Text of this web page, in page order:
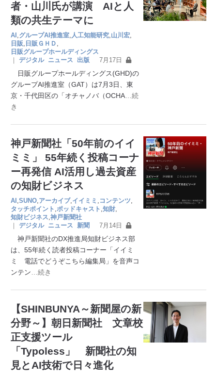
者・山川氏が講演 AIと人
類の共生テーマに
AI ,グループAI推進室, 人工知能研究,山川宏,
日販, 日販ＧＨＤ ,
日販グループホールディングス
｜
デジタル ニュース 出版 7月17日
日販グループホールディングス(GHD)の
グループAI推進室（GAT）は7月3日、東
京・千代田区の「オチャノバ（OCHA…続
き
神戸新聞社「50年前のイイ
ミミ」 55年続く投稿コーナ
ー再発信 AI活用し過去資産
の知財ビジネス
AI ,SUNO,アーカイブ,イイミミ , コンテンツ,
タッチポイント ,ポッドキャスト ,知財,
知財ビジネス,神戸新聞社
｜
デジタル ニュース 新聞 7月14日
神戸新聞社のDX推進局知財ビジネス部
は、55年続く読者投稿コーナー「イイミ
ミ 電話でどうぞこちら編集局」を音声コ
ンテン…続き
【SHINBUNYA～新聞屋の新
分野～】朝日新聞社 文章校
正支援ツール
「Typoless」 新聞社の知
見とAI技術で日々進化